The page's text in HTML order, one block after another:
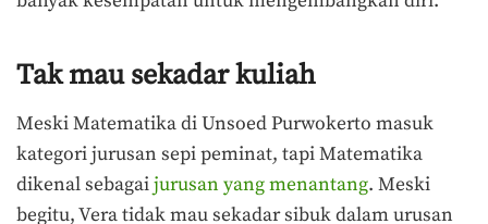
Tak mau sekadar kuliah
Meski Matematika di Unsoed Purwokerto masuk
kategori jurusan sepi peminat, tapi Matematika
dikenal sebagaijurusan yang menantang. Meski
begitu, Vera tidak mau sekadar sibuk dalam urusan